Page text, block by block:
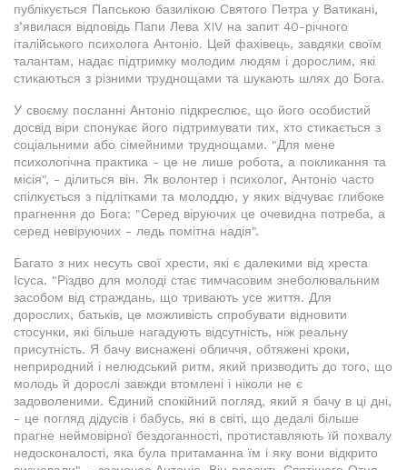
публікується Папською базилікою Святого Петра у Ватикані,
з’явилася відповідь Папи Лева XIV на запит 40-річного
італійського психолога Антоніо. Цей фахівець, завдяки своїм
талантам, надає підтримку молодим людям і дорослим, які
стикаються з різними труднощами та шукають шлях до Бога.
У своєму посланні Антоніо підкреслює, що його особистий
досвід віри спонукає його підтримувати тих, хто стикається з
соціальними або сімейними труднощами. "Для мене
психологічна практика - це не лише робота, а покликання та
місія", - ділиться він. Як волонтер і психолог, Антоніо часто
спілкується з підлітками та молоддю, у яких відчуває глибоке
прагнення до Бога: "Серед віруючих це очевидна потреба, а
серед невіруючих - ледь помітна надія".
Багато з них несуть свої хрести, які є далекими від хреста
Ісуса. "Різдво для молоді стає тимчасовим знеболювальним
засобом від страждань, що тривають усе життя. Для
дорослих, батьків, це можливість спробувати відновити
стосунки, які більше нагадують відсутність, ніж реальну
присутність. Я бачу виснажені обличчя, обтяжені кроки,
неприродний і нелюдський ритм, який призводить до того, що
молодь й дорослі завжди втомлені і ніколи не є
задоволеними. Єдиний спокійний погляд, який я бачу в ці дні,
- це погляд дідусів і бабусь, які в світі, що дедалі більше
прагне неймовірної бездоганності, протиставляють їй похвалу
недосконалості, яка була притаманна їм і яку вони відкрито